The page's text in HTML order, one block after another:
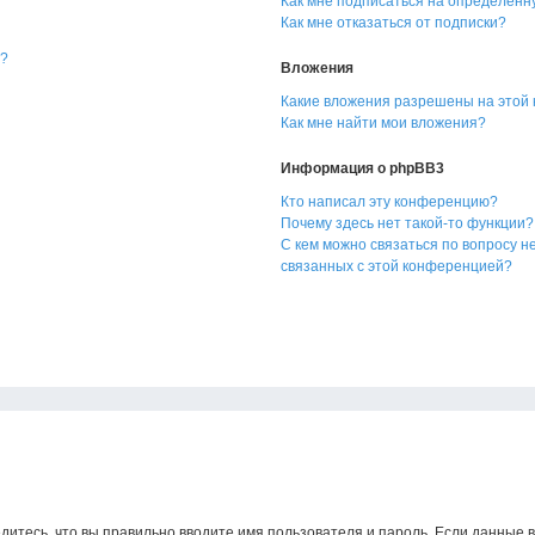
Как мне отказаться от подписки?
Вложения
Какие вложения разрешены на
Как мне найти мои вложения?
Информация о phpBB3
Кто написал эту конференцию?
Почему здесь нет такой-то функции?
С кем можно связаться по вопросу
связанных с этой конференцией?